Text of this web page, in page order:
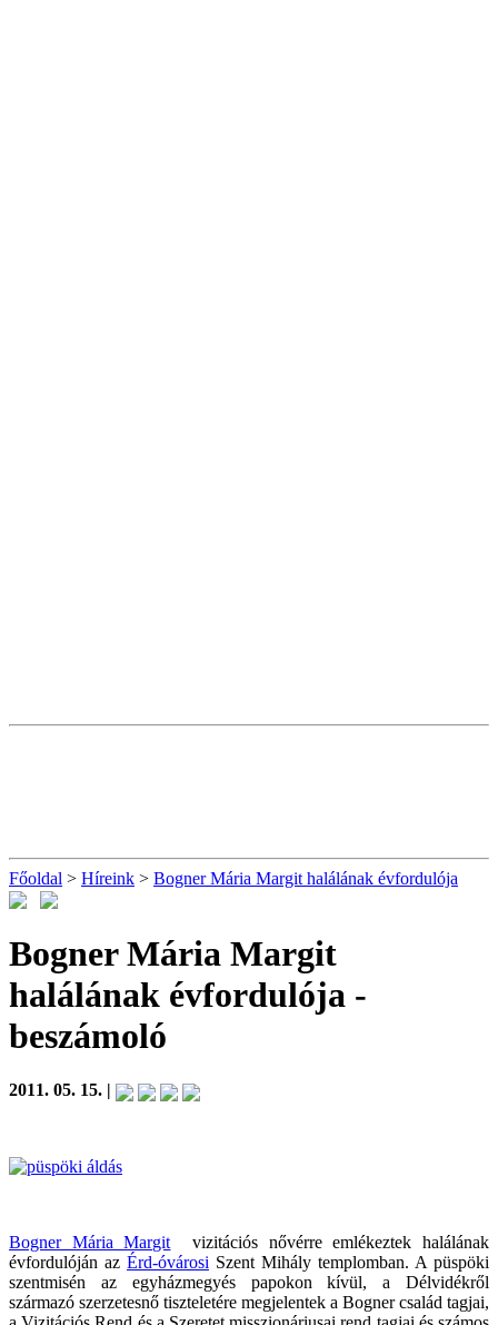
Főoldal > Híreink > Bogner Mária Margit halálának évfordulója
Bogner Mária Margit
halálának évfordulója -
beszámoló
2011. 05. 15. |
Bogner Mária Margit vizitációs nővérre emlékeztek halálának
évfordulóján az Érd-óvárosi Szent Mihály templomban. A püspöki
szentmisén az egyházmegyés papokon kívül, a Délvidékről
származó szerzetesnő tiszteletére megjelentek a Bogner család tagjai,